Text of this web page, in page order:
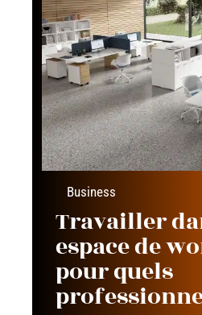
Business
Travailler
espace de
pour quels